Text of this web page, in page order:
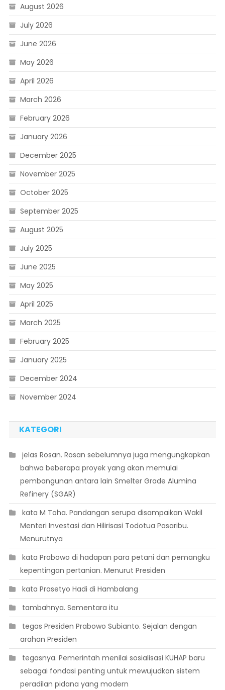
August 2026
July 2026
June 2026
May 2026
April 2026
March 2026
February 2026
January 2026
December 2025
November 2025
October 2025
September 2025
August 2025
July 2025
June 2025
May 2025
April 2025
March 2025
February 2025
January 2025
December 2024
November 2024
KATEGORI
 jelas Rosan. Rosan sebelumnya juga mengungkapkan
bahwa beberapa proyek yang akan memulai
pembangunan antara lain Smelter Grade Alumina
Refinery (SGAR)
 kata M Toha. Pandangan serupa disampaikan Wakil
Menteri Investasi dan Hilirisasi Todotua Pasaribu.
Menurutnya
 kata Prabowo di hadapan para petani dan pemangku
kepentingan pertanian. Menurut Presiden
 kata Prasetyo Hadi di Hambalang
 tambahnya. Sementara itu
 tegas Presiden Prabowo Subianto. Sejalan dengan
arahan Presiden
 tegasnya. Pemerintah menilai sosialisasi KUHAP baru
sebagai fondasi penting untuk mewujudkan sistem
peradilan pidana yang modern